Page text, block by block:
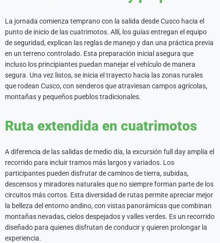
La jornada comienza temprano con la salida desde Cusco hacia el
punto de inicio de las cuatrimotos. Allí, los guías entregan el equipo
de seguridad, explican las reglas de manejo y dan una práctica previa
en un terreno controlado. Esta preparación inicial asegura que
incluso los principiantes puedan manejar el vehículo de manera
segura. Una vez listos, se inicia el trayecto hacia las zonas rurales
que rodean Cusco, con senderos que atraviesan campos agrícolas,
montañas y pequeños pueblos tradicionales.
Ruta extendida en cuatrimotos
A diferencia de las salidas de medio día, la excursión full day amplía el
recorrido para incluir tramos más largos y variados. Los
participantes pueden disfrutar de caminos de tierra, subidas,
descensos y miradores naturales que no siempre forman parte de los
circuitos más cortos. Esta diversidad de rutas permite apreciar mejor
la belleza del entorno andino, con vistas panorámicas que combinan
montañas nevadas, cielos despejados y valles verdes. Es un recorrido
diseñado para quienes disfrutan de conducir y quieren prolongar la
experiencia.